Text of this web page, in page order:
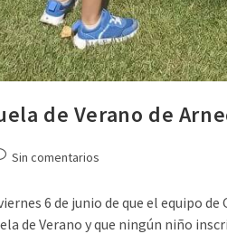
de Verano de
Sin comentarios
6 de junio de que el
de Verano y que ningún niño